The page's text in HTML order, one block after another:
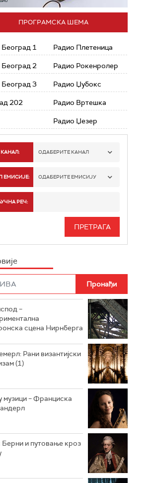
ПРОГРАМСКА ШЕМА
1
2
3
202
Радио Плетеница
Радио Рокенролер
Радио Џубокс
Радио Вртешка
Радио Џезер
КАНАЛ: ОДАБЕРИТЕ КАНАЛ
РАДИО БЕОГРАД 1
РАДИО БЕОГРАД 3
РАДИО РОКЕНРОЛЕР
РАДИО ЏУБОКС
РАДИО ВРТЕШКА
РАДИО ЏЕЗЕР
ЕМИСИЈЕ: ОДАБЕРИТЕ ЕМИСИЈУ
ИНФО
РЕЧ:
–
сцена Нирнберга
Рани византијски
(1)
музици – Франциска
и путовање кроз